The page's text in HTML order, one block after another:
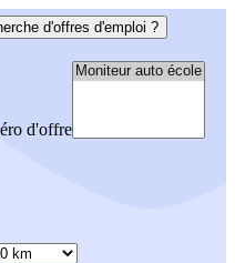
d'offres d'emploi ?
d'offre